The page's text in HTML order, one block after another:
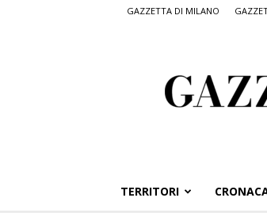
GAZZETTA DI MILANO
TERRITORI